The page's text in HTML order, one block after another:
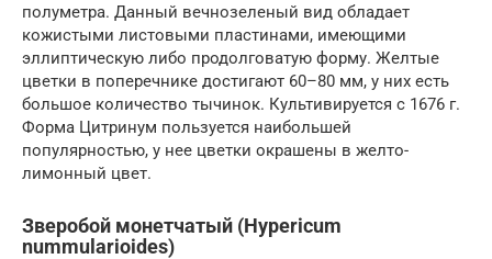
полуметра. Данный вечнозеленый вид обладает
кожистыми листовыми пластинами, имеющими
эллиптическую либо продолговатую форму. Желтые
цветки в поперечнике достигают 60–80 мм, у них есть
большое количество тычинок. Культивируется с 1676 г.
Форма Цитринум пользуется наибольшей
популярностью, у нее цветки окрашены в желто-
лимонный цвет.
Зверобой монетчатый (Hypericum
nummularioides)